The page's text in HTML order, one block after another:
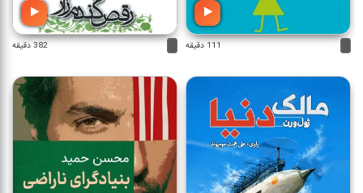
111 دقیقه 382 دقیقه